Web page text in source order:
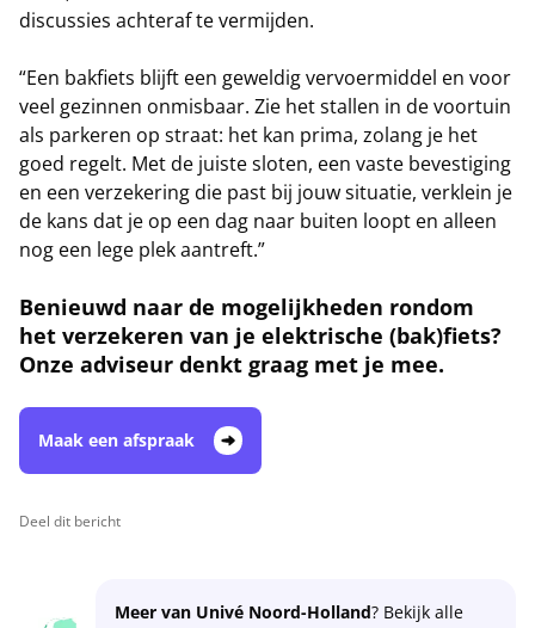
discussies achteraf te vermijden.
“Een bakfiets blijft een geweldig vervoermiddel en voor
veel gezinnen onmisbaar. Zie het stallen in de voortuin
als parkeren op straat: het kan prima, zolang je het
goed regelt. Met de juiste sloten, een vaste bevestiging
en een verzekering die past bij jouw situatie, verklein je
de kans dat je op een dag naar buiten loopt en alleen
nog een lege plek aantreft.”
Benieuwd naar de mogelijkheden rondom
het verzekeren van je elektrische (bak)fiets?
Onze adviseur denkt graag met je mee.
Maak een afspraak
Deel dit bericht
Meer van Univé Noord-Holland? Bekijk alle